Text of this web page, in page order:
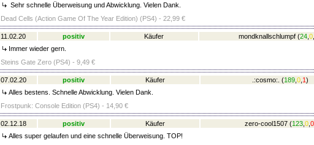
Sehr schnelle Überweisung und Abwicklung. Vielen Dank.
Dead Cells (Action Game Of The Year Edition) (PS4) - 22,99 €
11.02.20 positiv Käufer mondknallschlumpf (24 0
Immer wieder gern.
Steins Gate Zero (PS4) - 9,49 €
07.02.20 positiv Käufer .:cosmo:. (189 0 1)
Alles bestens. Schnelle Abwicklung. Vielen Dank.
Frostpunk: Console Edition (PS4) - 14,90 €
02.12.18 positiv Käufer zero-cool1507 (123, 0, 0
Alles super gelaufen und eine schnelle Überweisung. TOP!